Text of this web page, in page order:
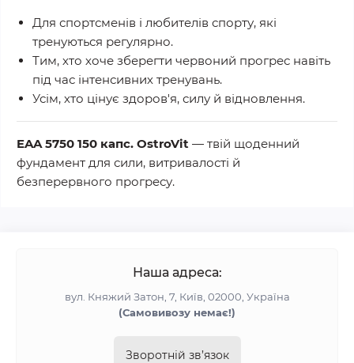
Для спортсменів і любителів спорту, які
тренуються регулярно.
Тим, хто хоче зберегти червоний прогрес навіть
під час інтенсивних тренувань.
Усім, хто цінує здоров'я, силу й відновлення.
EAA 5750 150 капс. OstroVit — твій щоденний
фундамент для сили, витривалості й
безперервного прогресу.
Наша адреса:
вул. Княжий Затон, 7, Київ, 02000, Україна
(Самовивозу немає!)
Зворотній зв’язок